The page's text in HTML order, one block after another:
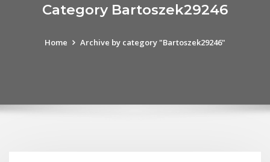
Category Bartoszek29246
Home Archive by category "Bartoszek29246"